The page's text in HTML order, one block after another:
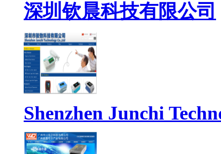
深圳钦晨科技有限公司
Shenzhen Junchi